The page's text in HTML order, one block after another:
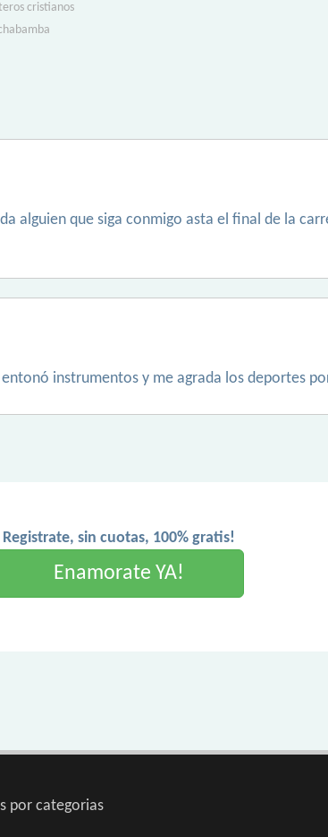
cristianos
alguien que siga conmigo asta el final de la
instrumentos y me agrada los deportes
Registrate, sin cuotas, 100% gratis!
Enamorate YA!
por categorias